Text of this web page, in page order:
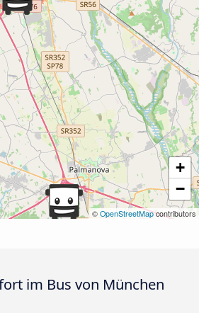
+
−
© OpenStreetMapcontributors
im Bus von München